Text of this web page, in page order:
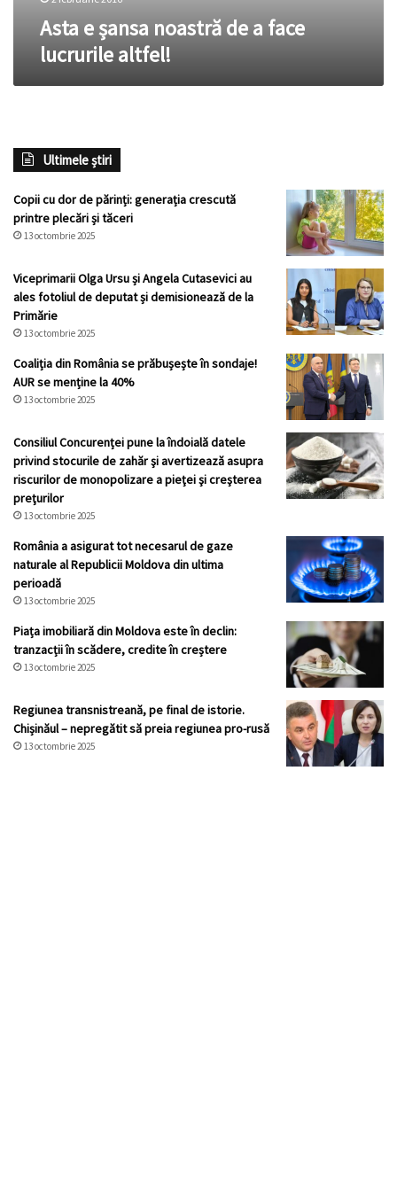
Asta e șansa noastră de a face
lucrurile altfel!
Ultimele știri
Copii cu dor de părinți: generația crescută
printre plecări și tăceri
13 octombrie 2025
Viceprimarii Olga Ursu și Angela Cutasevici au
ales fotoliul de deputat și demisionează de la
Primărie
13 octombrie 2025
Coaliția din România se prăbușește în sondaje!
AUR se menține la 40%
13 octombrie 2025
Consiliul Concurenței pune la îndoială datele
privind stocurile de zahăr şi avertizează asupra
riscurilor de monopolizare a pieţei şi creşterea
preţurilor
13 octombrie 2025
România a asigurat tot necesarul de gaze
naturale al Republicii Moldova din ultima
perioadă
13 octombrie 2025
Piața imobiliară din Moldova este în declin:
tranzacții în scădere, credite în creștere
13 octombrie 2025
Regiunea transnistreană, pe final de istorie.
Chișinăul – nepregătit să preia regiunea pro-rusă
13 octombrie 2025